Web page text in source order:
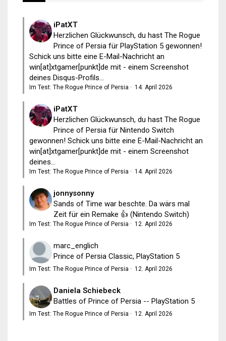
iPatXT
Herzlichen Glückwunsch, du hast The Rogue
Prince of Persia für PlayStation 5 gewonnen!
Schick uns bitte eine E-Mail-Nachricht an
win[at]xtgamer[punkt]de mit - einem Screenshot
deines Disqus-Profils...
Im Test: The Rogue Prince of Persia · 14. April 2026
iPatXT
Herzlichen Glückwunsch, du hast The Rogue
Prince of Persia für Nintendo Switch
gewonnen! Schick uns bitte eine E-Mail-Nachricht an
win[at]xtgamer[punkt]de mit - einem Screenshot
deines...
Im Test: The Rogue Prince of Persia · 14. April 2026
jonnysonny
Sands of Time war beschte. Da wärs mal
Zeit für ein Remake 👍 (Nintendo Switch)
Im Test: The Rogue Prince of Persia · 12. April 2026
marc_englich
Prince of Persia Classic, PlayStation 5
Im Test: The Rogue Prince of Persia · 12. April 2026
Daniela Schiebeck
Battles of Prince of Persia -- PlayStation 5
Im Test: The Rogue Prince of Persia · 12. April 2026